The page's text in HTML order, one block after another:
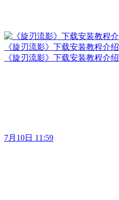
《旋刃流影》下载安装教程介绍
《旋刃流影》下载安装教程介绍
7月10日 11:59